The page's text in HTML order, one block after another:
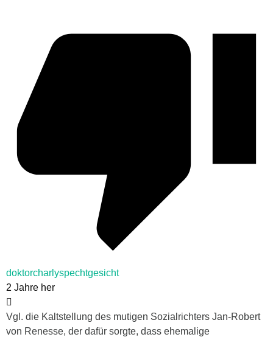
doktorcharlyspechtgesicht
2 Jahre her
Vgl. die Kaltstellung des mutigen Sozialrichters Jan-Robert
von Renesse, der dafür sorgte, dass ehemalige